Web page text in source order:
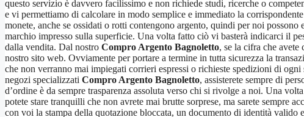
questo servizio è davvero facilissimo e non richiede studi, ricerche o
e vi permettiamo di calcolare in modo semplice e immediato la
monete, anche se ossidati o rotti contengono argento, quindi per noi
marchio impresso sulla superficie. Una volta fatto ciò vi basterà indicarci il
dalla vendita. Dal nostro Compro Argento Bagnoletto, se la cifra che
nostro sito web. Ovviamente per portare a termine in tutta sicurezza la
che non verranno mai impiegati corrieri espressi o richieste spedizioni di
negozi specializzati Compro Argento Bagnoletto, assisterete sempre di
d’ordine è da sempre trasparenza assoluta verso chi si rivolge a noi. Una
potete stare tranquilli che non avrete mai brutte sorprese, ma sarete sempre
con voi la stampa della quotazione bloccata, un documento di identità